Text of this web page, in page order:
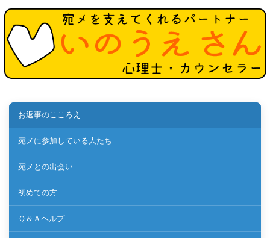
お返事のこころえ
宛メに参加している人たち
宛メとの出会い
初めての方
Ｑ＆Ａヘルプ